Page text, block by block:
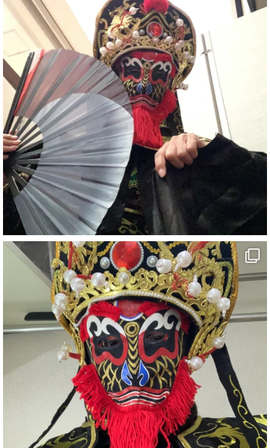
#イリュージョン
#和歌山県
#白浜町
#変面ショー
#イベント
#宴会
#余興
2 X
さらに読み込む